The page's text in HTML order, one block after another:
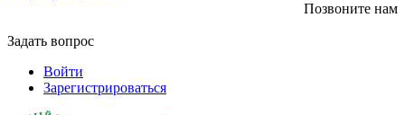
Позвоните нам
Задать вопрос
Войти
Зарегистрироваться